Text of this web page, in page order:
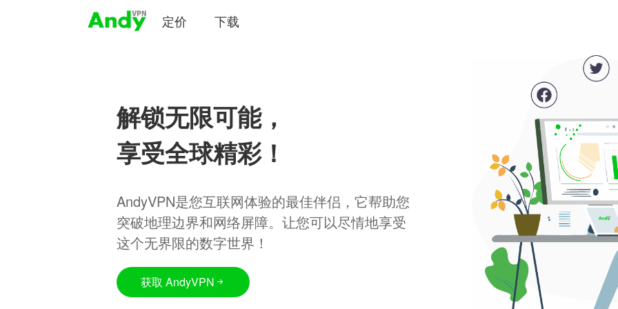
定价 下载
解锁无限可能，
享受全球精彩！
AndyVPN是您互联网体验的最佳伴侣，它帮助您
突破地理边界和网络屏障。让您可以尽情地享受
这个无界限的数字世界！
获取 AndyVPN